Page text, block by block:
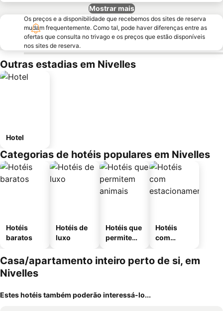
Mostrar mais
Os preços e a disponibilidade que recebemos dos sites de reserva
mudam frequentemente. Como tal, pode haver diferenças entre as
ofertas que consulta no trivago e os preços que estão disponíveis
nos sites de reserva.
Outras estadias em Nivelles
Hotel
Categorias de hotéis populares em Nivelles
Hotéis
baratos
Hotéis de
luxo
Hotéis que
permitem
Hotéis
com
mento
Casa/apartamento inteiro perto de si, em
Nivelles
Estes hotéis também poderão interessá-lo...